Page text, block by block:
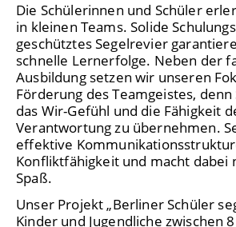
Die Schülerinnen und Schüler
in kleinen Teams. Solide
geschütztes Segelrevier
schnelle Lernerfolge. Neben der
Ausbildung setzen wir unseren
Förderung des Teamgeistes,
das Wir-Gefühl und die Fähigkeit
Verantwortung zu übernehmen.
effektive
Konfliktfähigkeit und macht dabei
Spaß.
Unser Projekt „Berliner Schüler
Kinder und Jugendliche zwischen